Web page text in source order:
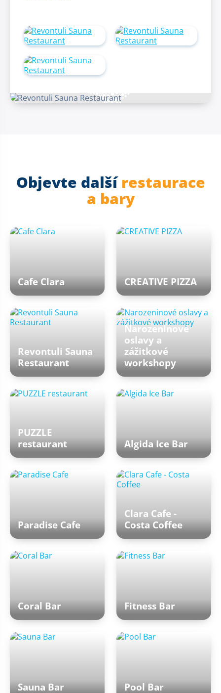
Objevte dalšírestaurace
a bary
Cafe Clara CREATIVE PIZZA
Revontuli Sauna
Restaurant
Narozeninové
oslavy a
zážitkové
workshopy
PUZZLE
restaurant
Algida Ice Bar
Paradise Cafe
Clara Cafe -
Costa Coffee
Coral Bar Fitness Bar
Sauna Bar Pool Bar